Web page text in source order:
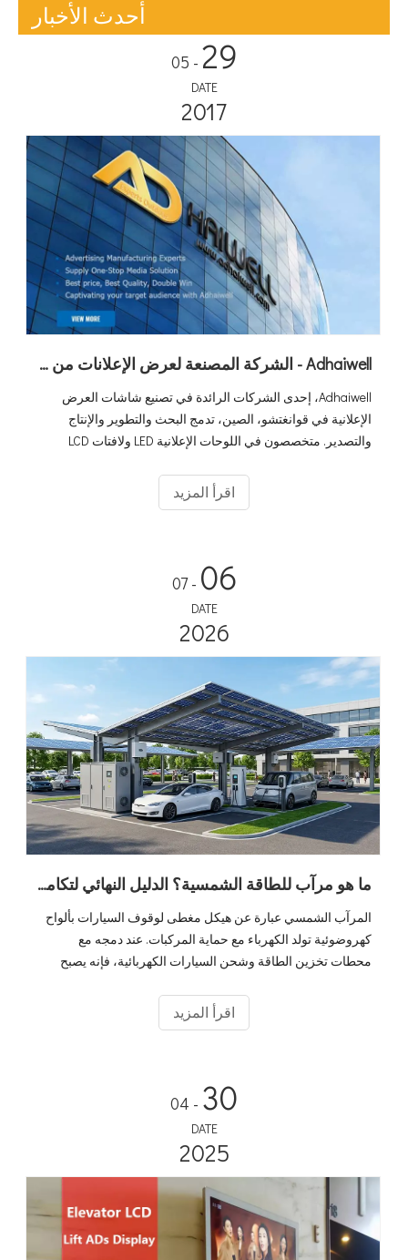
أحدث الأخبار
29
- 05
DATE
2017
Adhaiwell - الشركة المصنعة لعرض الإعلانات من الموردين الصينيين
Adhaiwell، إحدى الشركات الرائدة في تصنيع شاشات العرض
الإعلانية في قوانغتشو، الصين، تدمج البحث والتطوير والإنتاج
والتصدير. متخصصون في اللوحات الإعلانية LED ولافتات LCD
الصين وعارضًا في معرض كانتون، فإننا نقدم جودة متميزة مع
تعاون مربح للجانبين للعملاء العالميين.
اقرأ المزيد
06
- 07
DATE
2026
ما هو مرآب للطاقة الشمسية؟ الدليل النهائي لتكامل الشحن الكهروضوئي والتخزين والمركبات الكهربائية
المرآب الشمسي عبارة عن هيكل مغطى لوقوف السيارات بألواح
كهروضوئية تولد الكهرباء مع حماية المركبات. عند دمجه مع
محطات تخزين الطاقة وشحن السيارات الكهربائية، فإنه يصبح
السيارات الخاملة إلى أصول طاقة مدرة للدخل. مع وصول مبيعات
2034، أصبحت الحلول المتكاملة بسرعة هي المعيار للبنية التحتية
اقرأ المزيد
30
- 04
DATE
2025